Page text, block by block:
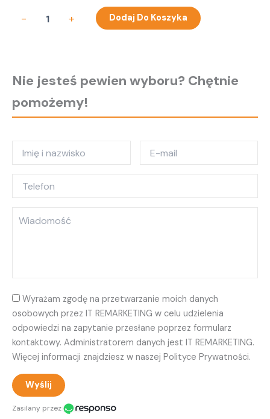
-
2.5"
03PTKC
00D0827
MD3460
+ Dodaj Do Koszyka
Nie jesteś pewien wyboru? Chętnie
pomożemy!
Wyrażam zgodę na przetwarzanie moich danych
osobowych przez IT REMARKETING w celu udzielenia
odpowiedzi na zapytanie przesłane poprzez formularz
kontaktowy. Administratorem danych jest IT REMARKETING.
Więcej informacji znajdziesz w naszej Polityce Prywatności.
Wyślij
Zasilany przez